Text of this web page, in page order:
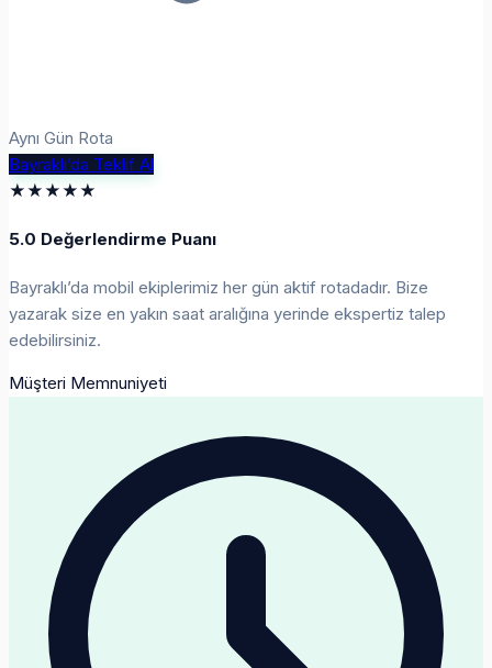
Aynı Gün Rota
Bayraklı’da Teklif Al
★★★★★
5.0 Değerlendirme Puanı
Bayraklı’da mobil ekiplerimiz her gün aktif rotadadır. Bize
yazarak size en yakın saat aralığına yerinde ekspertiz talep
edebilirsiniz.
Müşteri Memnuniyeti